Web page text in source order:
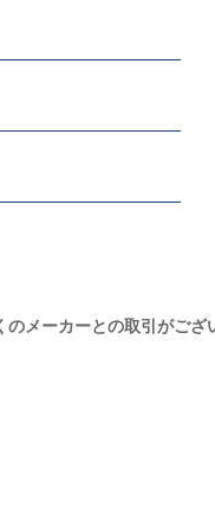
メーカーとの取引がござ